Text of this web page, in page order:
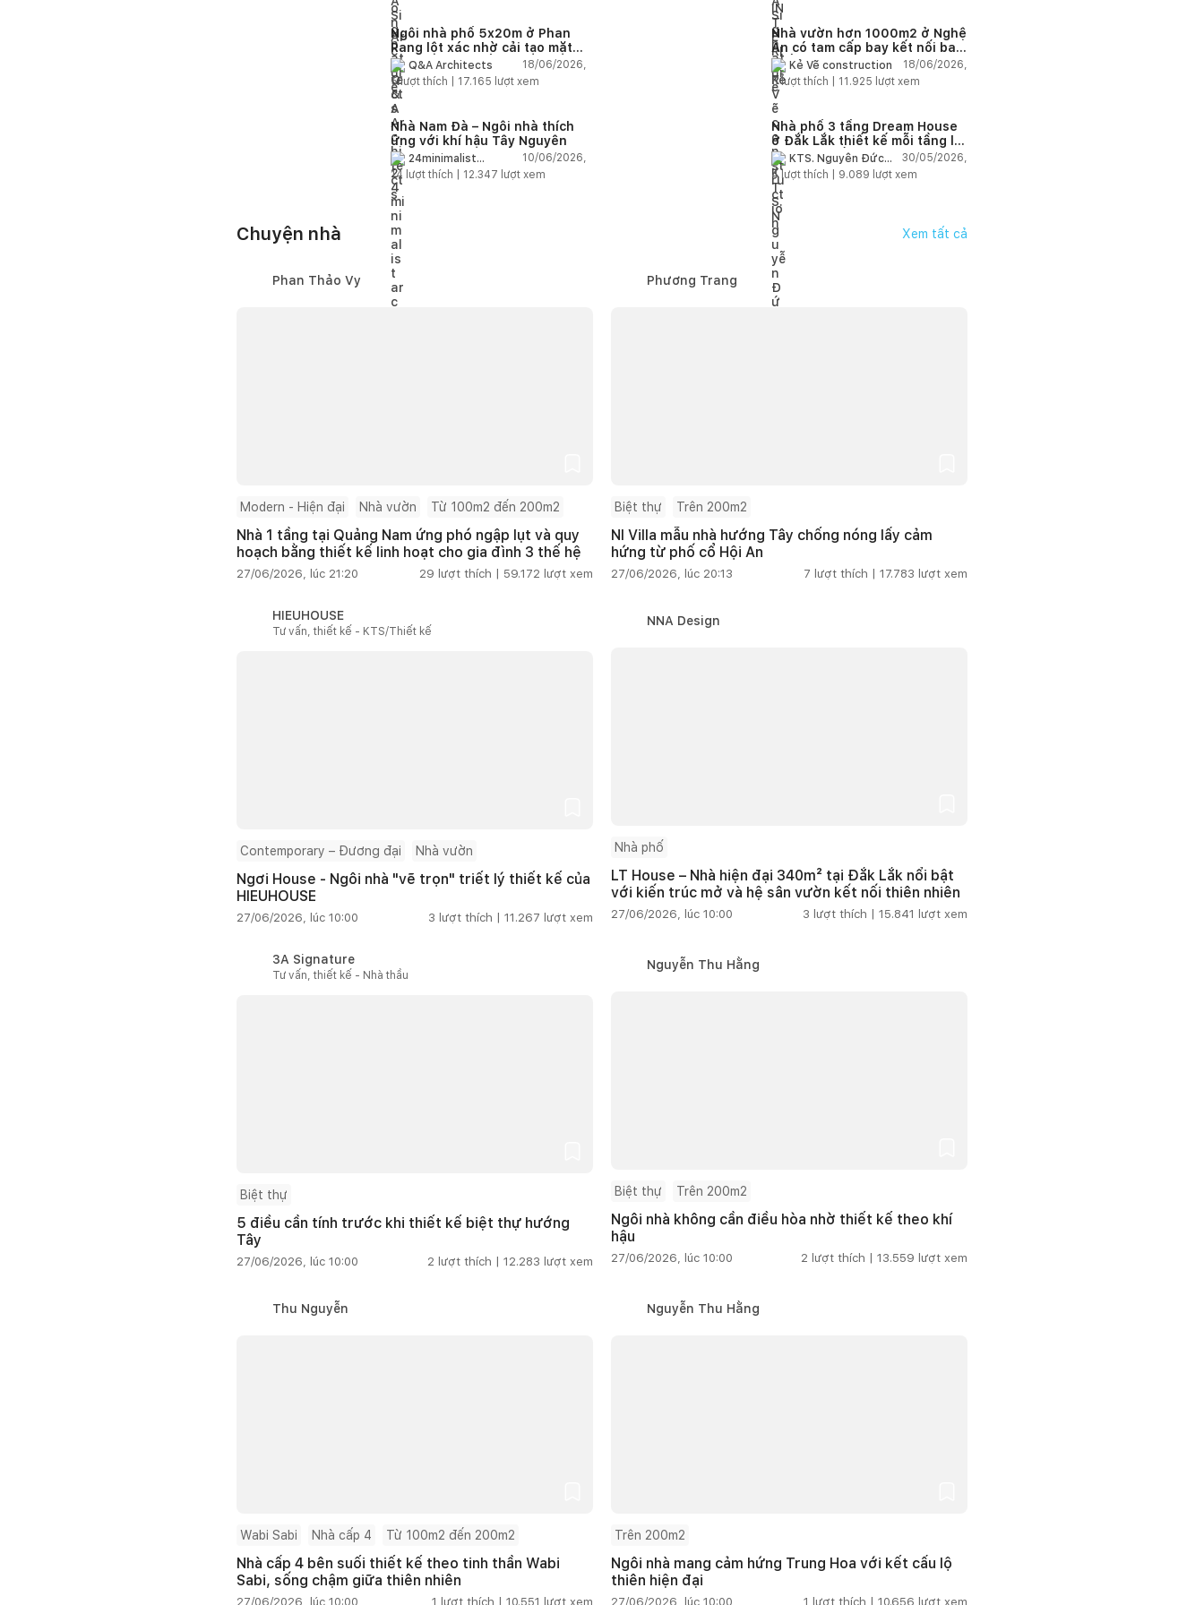
Ngôi nhà phố 5x20m ở Phan
Rang lột xác nhờ cải tạo mặt
đứng và nội thất
Q&A Architects
18/06/2026,
5lượt thích | 17.165 lượt xem
Nhà vườn hơn 1000m2 ở Nghệ
An có tam cấp bay kết nối ba
thế hệ
Kẻ Vẽ construction
18/06/2026,
5lượt thích | 11.925 lượt xem
Nhà Nam Đà – Ngôi nhà thích
ứng với khí hậu Tây Nguyên
24minimalist
architecture
10/06/2026,
14 lượt thích | 12.347 lượt xem
Nhà phố 3 tầng Dream House
ở Đắk Lắk thiết kế mỗi tầng là
một nhịp sống riêng
KTS. Nguyễn Đức
Hậu
30/05/2026,
4lượt thích | 9.089 lượt xem
Chuyện nhà Xem tất cả
Phan Thảo Vy
Modern - Hiện đại Nhà vườn Từ 100m2 đến 200m2
Nhà 1 tầng tại Quảng Nam ứng phó ngập lụt và quy
hoạch bằng thiết kế linh hoạt cho gia đình 3 thế hệ
27/06/2026, lúc 21:20 29 lượt thích | 59.172 lượt xem
Phương Trang
Biệt thự Trên 200m2
NI Villa mẫu nhà hướng Tây chống nóng lấy cảm
hứng từ phố cổ Hội An
27/06/2026, lúc 20:13 7 lượt thích | 17.783 lượt xem
HIEUHOUSE
Tư vấn, thiết kế - KTS/Thiết kế
Contemporary – Đương đại Nhà vườn
Ngơi House - Ngôi nhà "vẽ trọn" triết lý thiết kế của
HIEUHOUSE
27/06/2026, lúc 10:00 3 lượt thích | 11.267 lượt xem
NNA Design
Nhà phố
LT House – Nhà hiện đại 340m² tại Đắk Lắk nổi bật
với kiến trúc mở và hệ sân vườn kết nối thiên nhiên
27/06/2026, lúc 10:00 3 lượt thích | 15.841 lượt xem
3A Signature
Tư vấn, thiết kế - Nhà thầu
Biệt thự
5 điều cần tính trước khi thiết kế biệt thự hướng
Tây
27/06/2026, lúc 10:00 2 lượt thích | 12.283 lượt xem
Nguyễn Thu Hằng
Biệt thự Trên 200m2
Ngôi nhà không cần điều hòa nhờ thiết kế theo khí
hậu
27/06/2026, lúc 10:00 2 lượt thích | 13.559 lượt xem
Thu Nguyễn
Wabi Sabi Nhà cấp 4 Từ 100m2 đến 200m2
Nhà cấp 4 bên suối thiết kế theo tinh thần Wabi
Sabi, sống chậm giữa thiên nhiên
27/06/2026, lúc 10:00 1 lượt thích | 10.551 lượt xem
Nguyễn Thu Hằng
Trên 200m2
Ngôi nhà mang cảm hứng Trung Hoa với kết cấu lộ
thiên hiện đại
27/06/2026, lúc 10:00 1 lượt thích | 10.656 lượt xem